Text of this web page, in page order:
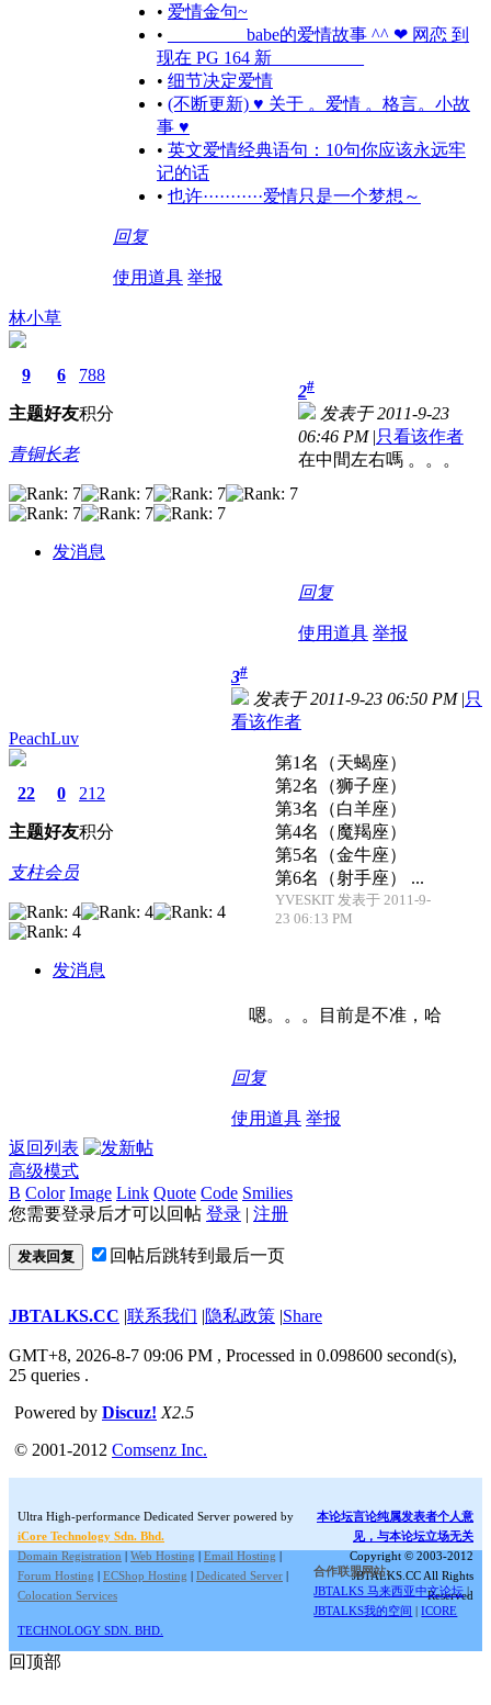
• 爱情金句~
•
_________babe的爱情故事 ^^ ❤ 网恋 到
现在 PG 164 新 __________
• 细节决定爱情
• (不断更新) ♥ 关于 。爱情 。格言。小故
事 ♥
• 英文爱情经典语句：10句你应该永远牢
记的话
• 也许···········爱情只是一个梦想～
回复
使用道具 举报
林小草
9
主题
6
好友
788
积分
青铜长老
发消息
2#
发表于 2011-9-23
06:46 PM |只看该作者
在中間左右嗎 。。。
回复
使用道具 举报
PeachLuv
22
主题
0
好友
212
积分
支柱会员
发消息
3#
发表于 2011-9-23 06:50 PM |只
看该作者
第1名（天蝎座）
第2名（狮子座）
第3名（白羊座）
第4名（魔羯座）
第5名（金牛座）
第6名（射手座） ...
YVESKIT 发表于 2011-9-
23 06:13 PM
嗯。。。目前是不准，哈
回复
使用道具 举报
返回列表
高级模式
B Color Image Link Quote Code Smilies
您需要登录后才可以回帖 登录 | 注册
发表回复 回帖后跳转到最后一页
JBTALKS.CC |联系我们 |隐私政策 |Share
GMT+8, 2026-8-7 09:06 PM , Processed in 0.098600 second(s),
25 queries .
Powered by Discuz! X2.5
© 2001-2012 Comsenz Inc.
Ultra High-performance Dedicated Server powered by
iCore Technology Sdn. Bhd.
Domain Registration | Web Hosting | Email Hosting |
Forum Hosting | ECShop Hosting | Dedicated Server |
Colocation Services
本论坛言论纯属发表者个人意
见，与本论坛立场无关
Copyright © 2003-2012
JBTALKS.CC All Rights
Reserved
合作联盟网站:
JBTALKS 马来西亚中文论坛 |
JBTALKS我的空间 |ICORE
TECHNOLOGY SDN. BHD.
回顶部